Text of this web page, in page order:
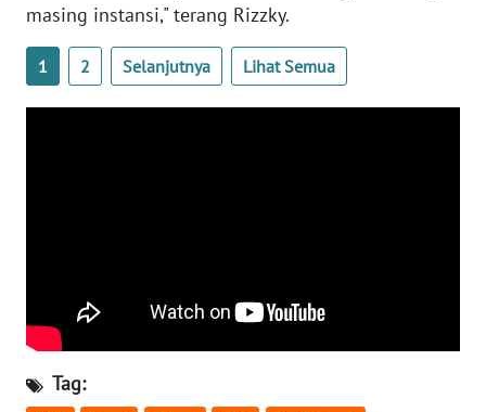
masing instansi," terang Rizzky.
1 2 Selanjutnya Lihat Semua
Tag:
WN
NTB
WN
WN
SUMBAR